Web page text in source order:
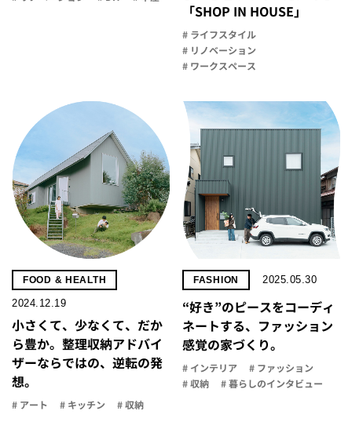
「SHOP IN HOUSE」
# ライフスタイル
# リノベーション
# ワークスペース
FOOD & HEALTH
2024.12.19
小さくて、少なくて、だか
ら豊か。整理収納アドバイ
ザーならではの、逆転の発
想。
# アート # キッチン # 収納
FASHION 2025.05.30
“好き”のピースをコーディ
ネートする、ファッション
感覚の家づくり。
# インテリア
# ファッション
# 収納
# 暮らしのインタビュー